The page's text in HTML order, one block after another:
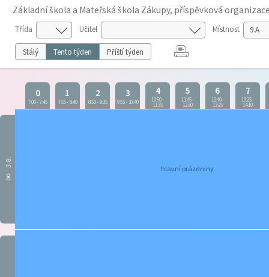
Základní škola a Mateřská škola Zákupy, příspěvková
Třída Učitel Místnost
Stálý Tento týden Příští týden
0
7:00-7:45
1
7:55-8:40
2
8:50-9:35
3
9:55- 10:40
4
10:50-
11:35
5
11:45-
12:30
6
12:40-
13:25
7
13:25-
14:10
po
3.8.
hlavní prázdniny